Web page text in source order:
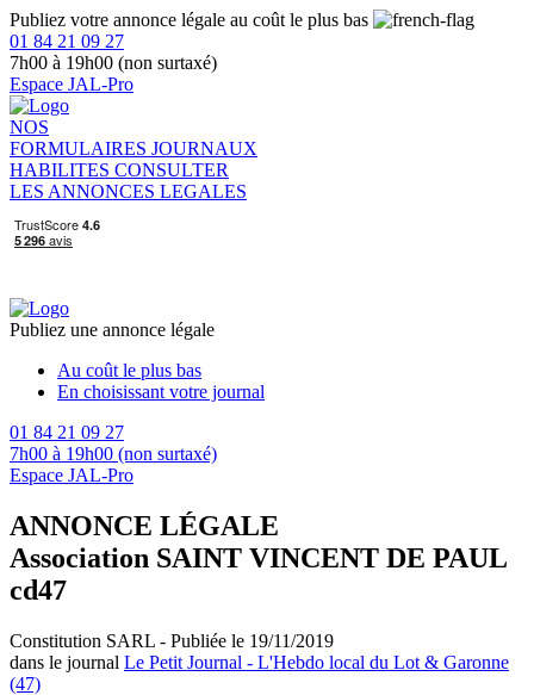
Publiez votre annonce légale au coût le plus bas
01 84 21 09 27
7h00 à 19h00 (non surtaxé)
Espace JAL-Pro
NOS
FORMULAIRES JOURNAUX
HABILITES CONSULTER
LES ANNONCES LEGALES
Publiez une annonce légale
Au coût le plus bas
En choisissant votre journal
01 84 21 09 27
7h00 à 19h00 (non surtaxé)
Espace JAL-Pro
ANNONCE LÉGALE
Association SAINT VINCENT DE PAUL
cd47
Constitution SARL - Publiée le 19/11/2019
dans le journal Le Petit Journal - L'Hebdo local du Lot & Garonne
(47)